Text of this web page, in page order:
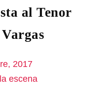
al Tenor
2017
escena